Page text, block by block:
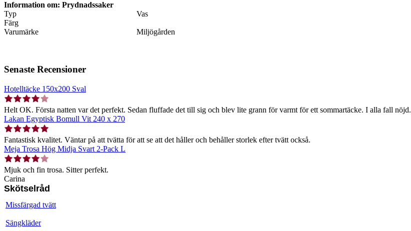
Information om: Prydnadssaker
Typ
Vas
Färg
Varumärke
Miljögården
Senaste Recensioner
Hotelltäcke 150x200 Sval
Helt OK. Första natten var det perfekt. Sedan fluffade det till sig och blev lite grann för varmt för ett sommartäcke. I alla fall nöjd.
Lakan Egyptisk Bomull Vit 240 x 270
Fantastisk kvalitet. Väntar på att tvätta för att se att det håller och behåller storlek efter tvätt också.
Meja Trosa Hög Midja Svart 2-Pack L
Mjuk och fin trosa. Sitter perfekt.
Carina
Skötselråd
Missfärgad tvätt
Sängkläder